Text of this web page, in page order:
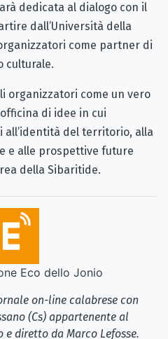
dedicata al dialogo con il
dall’Università della
come partner di
culturale.
organizzatori come un vero
di idee in cui
del territorio, alla
e alle prospettive future
della Sibaritide.
Eco dello Jonio
on-line calabrese con
(Cs) appartenente al
e diretto da Marco Lefosse.